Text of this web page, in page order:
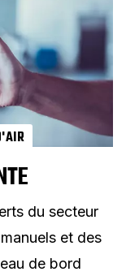
du secteur
et des
de bord